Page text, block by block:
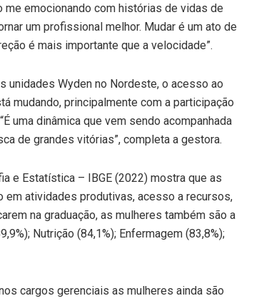
emocionando com histórias de vidas de
um profissional melhor. Mudar é um ato de
é mais importante que a velocidade”.
unidades Wyden no Nordeste, o acesso ao
mudando, principalmente com a participação
uma dinâmica que vem sendo acompanhada
de grandes vitórias”, completa a gestora.
e Estatística – IBGE (2022) mostra que as
em atividades produtivas, acesso a recursos,
na graduação, as mulheres também são a
Nutrição (84,1%); Enfermagem (83,8%);
cargos gerenciais as mulheres ainda são